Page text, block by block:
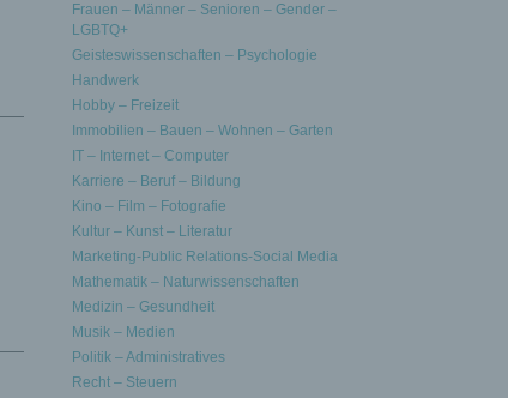
Frauen – Männer – Senioren – Gender –
LGBTQ+
Geisteswissenschaften – Psychologie
Handwerk
Hobby – Freizeit
Immobilien – Bauen – Wohnen – Garten
IT – Internet – Computer
Karriere – Beruf – Bildung
Kino – Film – Fotografie
Kultur – Kunst – Literatur
Marketing-Public Relations-Social Media
Mathematik – Naturwissenschaften
Medizin – Gesundheit
Musik – Medien
Politik – Administratives
Recht – Steuern